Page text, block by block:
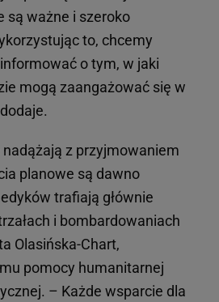
są ważne i szeroko
to, chcemy
o tym, w jaki
mogą zaangażować się w
z przyjmowaniem
planowe są dawno
trafiają głównie
i bombardowaniach
Olasińska-Chart,
pomocy humanitarnej
– Każde wsparcie dla